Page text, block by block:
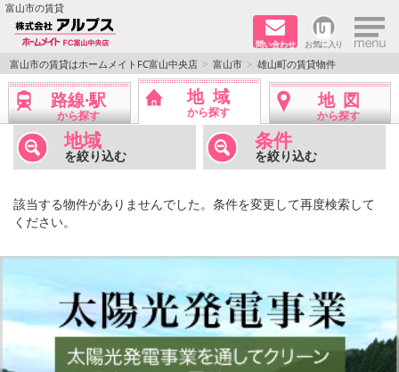
富山市の賃貸
問い合わせ お気に入り ×
TOPページ
ペット同居はご相談ください
路線·駅から探す
地図から探す
会社概要
メールでお問い合わせ
富山市の賃貸はホームメイトFC富山中央店 富山市 雄山町の賃貸物件
路線·駅
から探す
地域
から探す
地図
から探す
地域
を絞り込む
条件
を絞り込む
該当する物件がありませんでした。条件を変更して再度検索して
ください。